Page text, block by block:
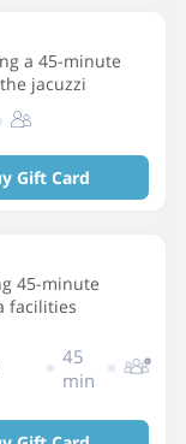
a 45-minute
jacuzzi
Gift Card
45-minute
facilities
45
min